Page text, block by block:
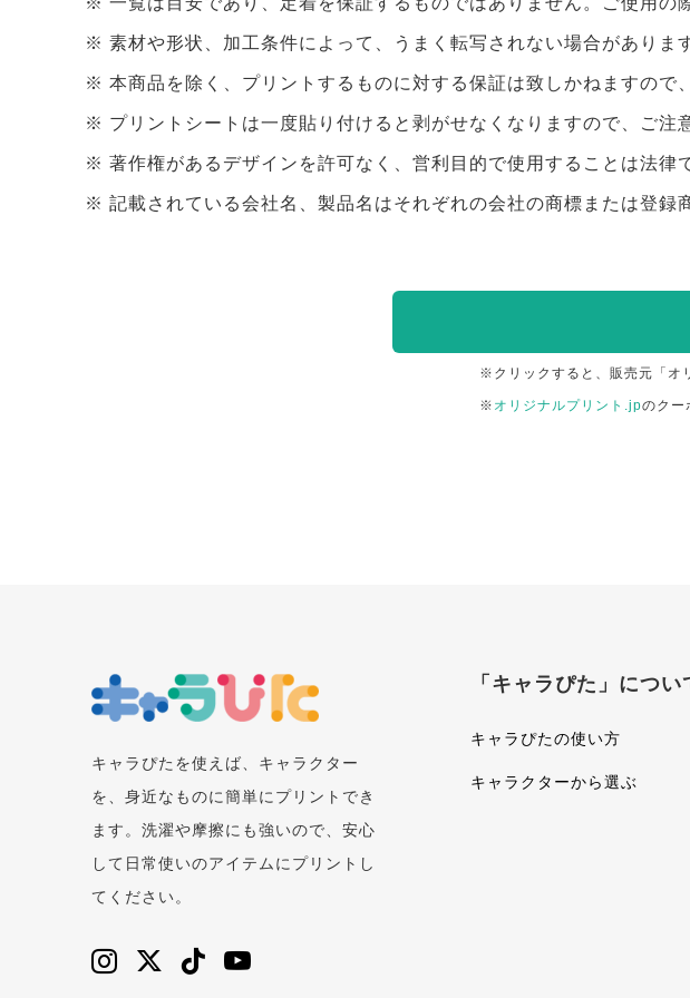
素材や形状、加工条件によって、うまく転写されない場合がありま
本商品を除く、プリントするものに対する保証は致しかねますので
プリントシートは一度貼り付けると剥がせなくなりますので、ご注
著作権があるデザインを許可なく、営利目的で使用することは法律
記載されている会社名、製品名はそれぞれの会社の商標または登録
※クリックすると、販売元「オ
※ オリジナルプリント.jpのクー
キャラぴたを使えば、キャラクター
を、身近なものに簡単にプリントでき
ます。洗濯や摩擦にも強いので、安心
して日常使いのアイテムにプリントし
てください。
「キャラぴた」につい
キャラぴたの使い方
キャラクターから選ぶ